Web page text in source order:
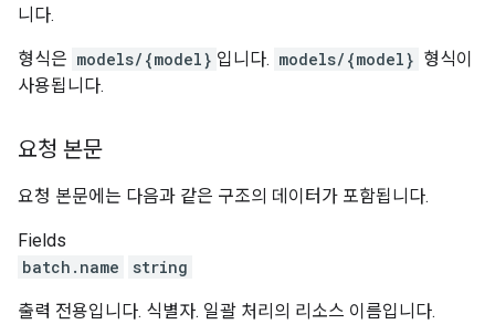
니다.
형식은 models/{model} 입니다. models/{model} 형식이
사용됩니다.
요청 본문
요청 본문에는 다음과 같은 구조의 데이터가 포함됩니다.
Fields
batch.name
string
출력 전용입니다. 식별자. 일괄 처리의 리소스 이름입니다.